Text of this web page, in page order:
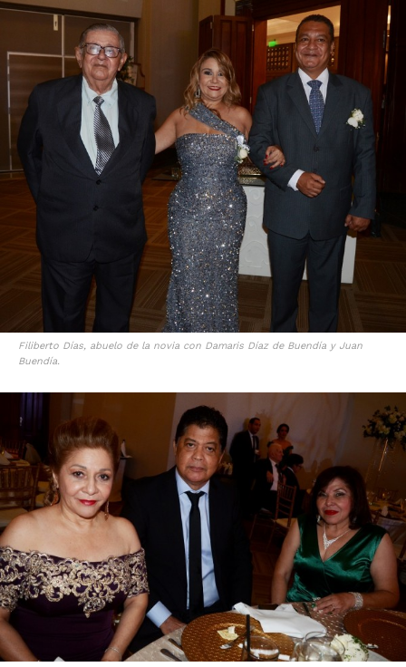
Filiberto Días, abuelo de la novia con Damaris Díaz de Buendía y Juan
Buendía.